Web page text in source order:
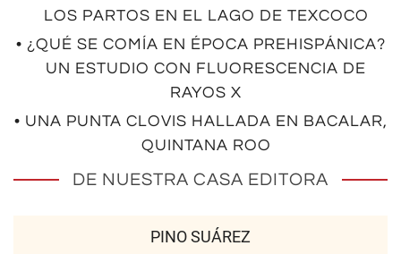
LOS PARTOS EN EL LAGO DE TEXCOCO
• ¿QUÉ SE COMÍA EN ÉPOCA PREHISPÁNICA?
UN ESTUDIO CON FLUORESCENCIA DE
RAYOS X
• UNA PUNTA CLOVIS HALLADA EN BACALAR,
QUINTANA ROO
DE NUESTRA CASA EDITORA
PINO SUÁREZ